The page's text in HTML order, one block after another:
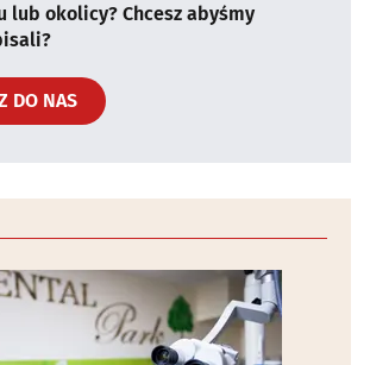
lub okolicy? Chcesz abyśmy
DO NAS